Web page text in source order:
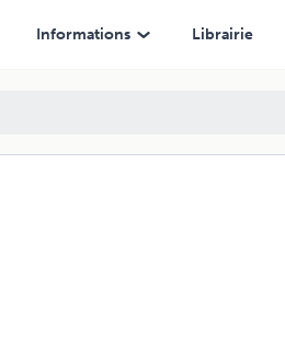
Informations Librairie